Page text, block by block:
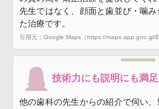
先生ではなく、顔面と歯並び・噛
た治療です。
引用元：Google Maps（https://maps.app.goo.gl/
技術力にも説明にも満足
他の歯科の先生からの紹介で伺い、